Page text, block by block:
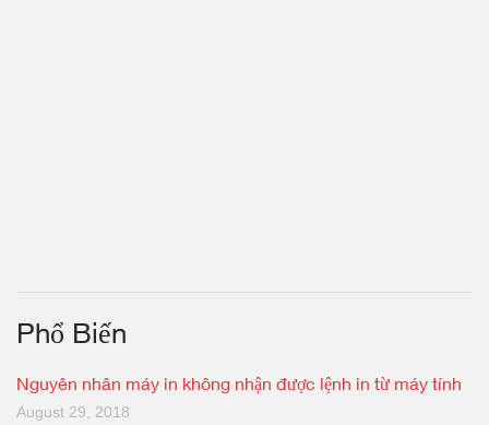
Phổ Biến
Nguyên nhân máy in không nhận được lệnh in từ máy tính
August 29, 2018